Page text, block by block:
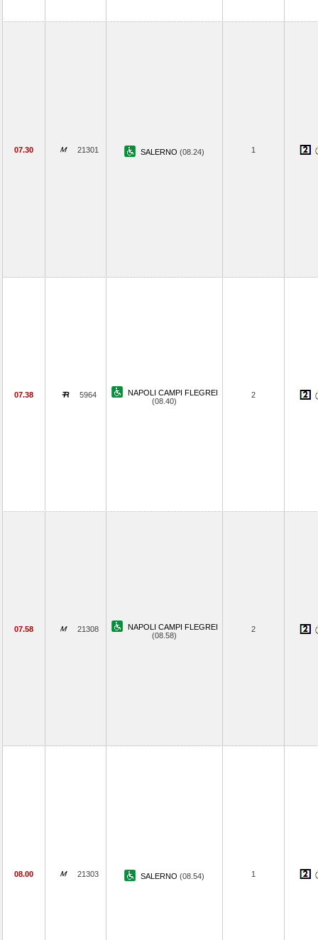
07.30 21301 SALERNO (08.24) 1
07.38 5964
NAPOLI CAMPI FLEGREI
(08.40)
2
07.58 21308
NAPOLI CAMPI FLEGREI
(08.58)
2
08.00 21303 SALERNO (08.54) 1